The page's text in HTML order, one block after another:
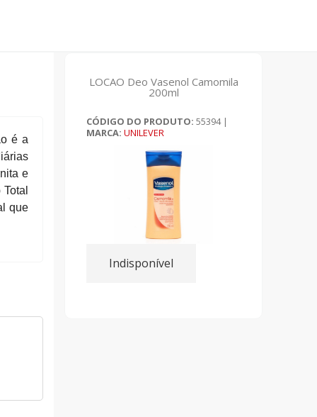
é a
e
que
LOCAO Deo Vasenol Camomila
200ml
CÓDIGO DO PRODUTO: 55394 |
MARCA: UNILEVER
Indisponível